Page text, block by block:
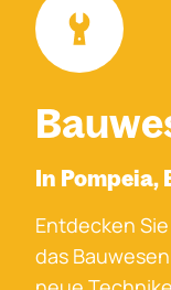
In Pompeia,
Entdecken
das